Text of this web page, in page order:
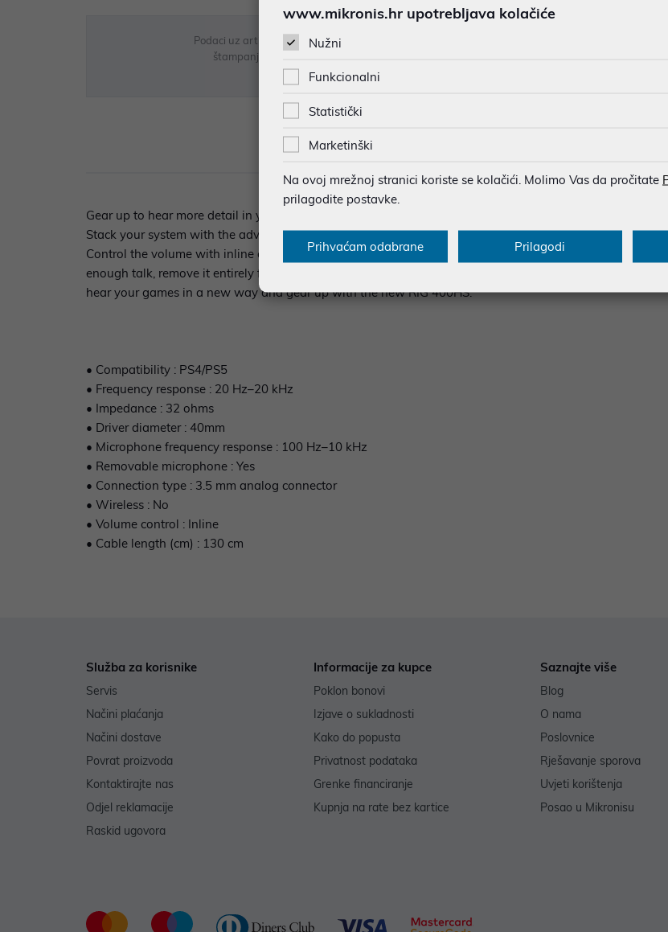
Podaci uz artikle su prezentirani u dobroj namjeri. Mikronis d.o.o. ne odgovara za eventualne
štampanja te promjene u dostupnosti i cijene. Slike artikala su ilustrativne prirode te ne
eventualne nejasnoće možete nas kontaktirati na
Opis
Gear up to hear more detail in your games. RIG 400HS delivers the advantage of performance audio,
Stack your system with the advantage of a performance headset to clearly hear everything you need
Control the volume with inline controls instead of onscreen menus. Rally your allies and taunt your
enough talk, remove it entirely for solo campaigns. Designed for how you play, the cushioned
hear your games in a new way and gear up with the new RIG 400HS.
• Compatibility : PS4/PS5
• Frequency response : 20 Hz–20 kHz
• Impedance : 32 ohms
• Driver diameter : 40mm
• Microphone frequency response : 100 Hz–10 kHz
• Removable microphone : Yes
• Connection type : 3.5 mm analog connector
• Wireless : No
• Volume control : Inline
• Cable length (cm) : 130 cm
Služba za korisnike
Servis
Načini plaćanja
Načini dostave
Povrat proizvoda
Kontaktirajte nas
Odjel reklamacije
Raskid ugovora
Informacije za kupce
Poklon bonovi
Izjave o sukladnosti
Kako do popusta
Privatnost podataka
Grenke financiranje
Kupnja na rate bez kartice
Saznajte više
Blog
O nama
Poslovnice
Rješavanje sporova
Uvjeti korištenja
Posao u Mikronisu
www.mikronis.hr upotrebljava kolačiće
Nužni
Funkcionalni
Statistički
Marketinški
Na ovoj mrežnoj stranici koriste se kolačići. Molimo Vas da pročitate
prilagodite postavke.
Prihvaćam odabrane Prilagodi